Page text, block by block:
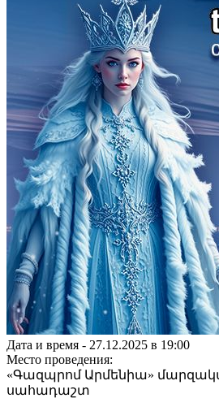
Дата и время - 27.12.2025 в 19:00
Место проведения:
«Գազպրոմ Արմենիա»
սահադաշտ